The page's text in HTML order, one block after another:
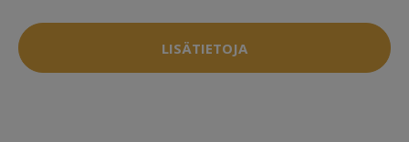
LISÄTIETOJA